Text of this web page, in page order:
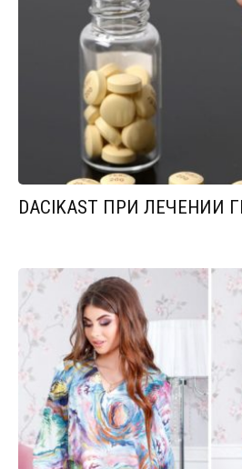
DACIKAST ПРИ ЛЕЧЕНИИ